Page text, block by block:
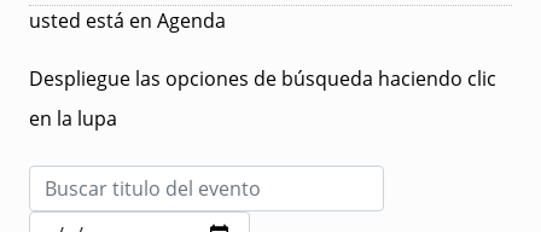
usted está en Agenda
Despliegue las opciones de búsqueda haciendo clic
en la lupa